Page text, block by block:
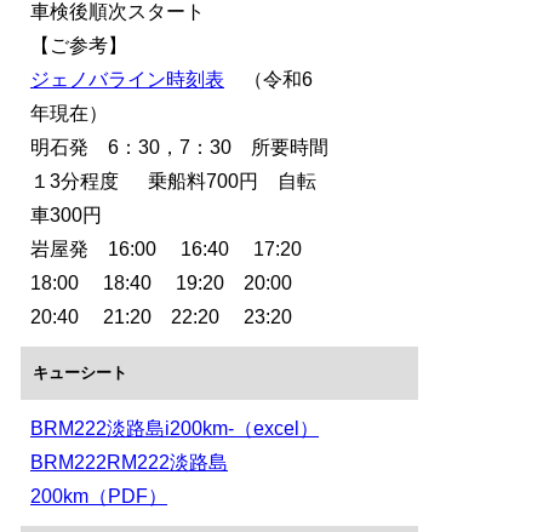
車検後順次スタート
【ご参考】
ジェノバライン時刻表 （令和6
年現在）
明石発 6：30，7：30 所要時間
１3分程度 乗船料700円 自転
車300円
岩屋発 16:00 16:40 17:20
18:00 18:40 19:20 20:00
20:40 21:20 22:20 23:20
キューシート
BRM222淡路島i200km-（excel）
BRM222RM222淡路島
200km（PDF）